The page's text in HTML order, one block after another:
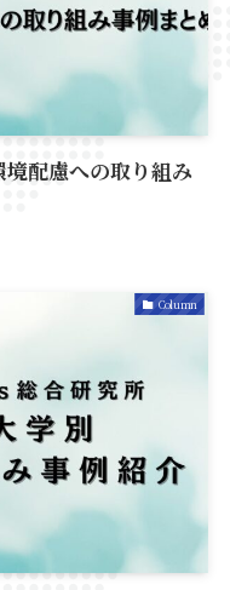
境配慮への取り組み
Column